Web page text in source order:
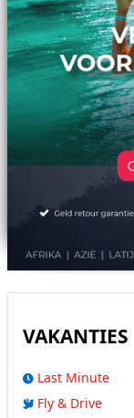
VAKANTIES
Last Minute
Fly & Drive